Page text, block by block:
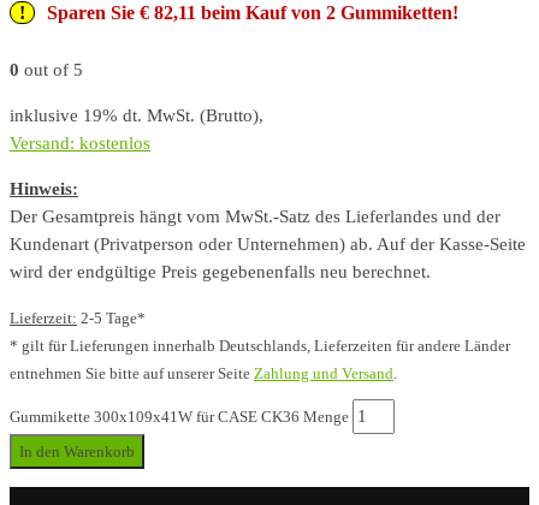
Sparen Sie € 82,11 beim Kauf von 2 Gummiketten!
0 out of 5
inklusive 19% dt. MwSt. (Brutto),
Versand: kostenlos
Hinweis:
Der Gesamtpreis hängt vom MwSt.-Satz des Lieferlandes und der
Kundenart (Privatperson oder Unternehmen) ab. Auf der Kasse-Seite
wird der endgültige Preis gegebenenfalls neu berechnet.
Lieferzeit: 2-5 Tage*
* gilt für Lieferungen innerhalb Deutschlands, Lieferzeiten für andere Länder
entnehmen Sie bitte auf unserer Seite Zahlung und Versand
Gummikette 300x109x41W für CASE CK36 Menge
In den Warenkorb